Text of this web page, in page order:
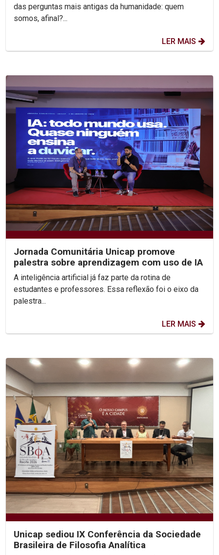
das perguntas mais antigas da humanidade: quem
somos, afinal?...
LER MAIS
Jornada Comunitária Unicap promove
palestra sobre aprendizagem com uso de IA
A inteligência artificial já faz parte da rotina de
estudantes e professores. Essa reflexão foi o eixo da
palestra...
LER MAIS
Unicap sediou IX Conferência da Sociedade
Brasileira de Filosofia Analítica